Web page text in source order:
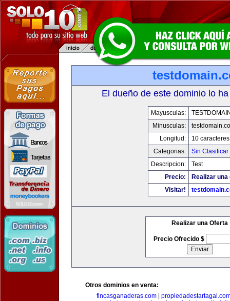
El dueño de este dominio lo
Mayusculas:
Minusculas:
Longitud:
10 caracteres
Categorias:
Sin Clasificar
Descripcion:
Test
Precio:
Realizar
Visitar!
Realizar una Oferta
Precio Ofrecido $
Otros dominios en venta:
fincasganaderas.com|